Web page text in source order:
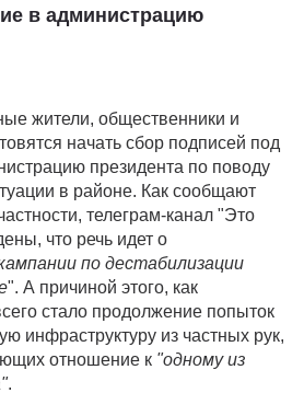
в администрацию
жители, общественники и
начать сбор подписей под
президента по поводу
в районе. Как сообщают
телеграм-канал "Это
что речь идет о
по дестабилизации
". А причиной этого, как
стало продолжение попыток
инфраструктуру из частных рук,
отношение к "одному из
.